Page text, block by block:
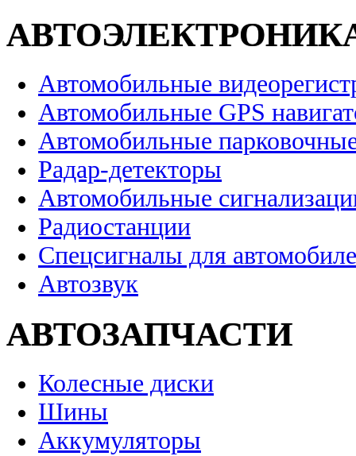
Автомобильные
Автомобильные GPS
Автомобильные
Радар-детекторы
Автомобильные
Радиостанции
Спецсигналы для
Автозвук
АВТОЗАПЧАСТИ
Колесные диски
Шины
Аккумуляторы